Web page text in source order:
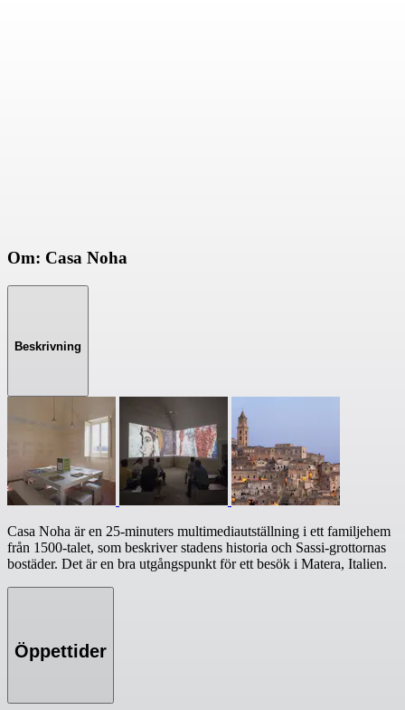
Om: Casa Noha
Beskrivning
Casa Noha är en 25-minuters multimediautställning i ett familjehem
från 1500-talet, som beskriver stadens historia och Sassi-grottornas
bostäder. Det är en bra utgångspunkt för ett besök i Matera, Italien.
Öppettider